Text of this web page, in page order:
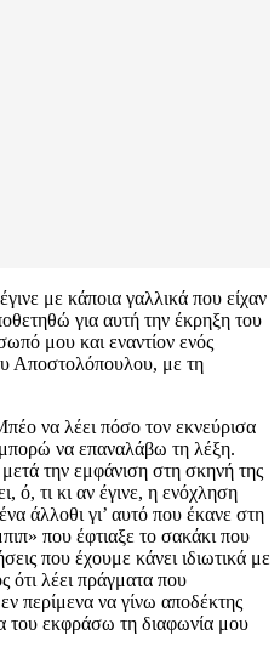
με κάποια γαλλικά που είχαν
για αυτή την έκρηξη του
μου και εναντίον ενός
Αποστολόπουλου, με τη
να λέει πόσο τον εκνεύρισα
να επαναλάβω τη λέξη.
την εμφάνιση στη σκηνή της
ό, τι κι αν έγινε, η ενόχληση
άλλοθι γι’ αυτό που έκανε στη
που έφτιαξε το σακάκι που
που έχουμε κάνει ιδιωτικά με
ότι λέει πράγματα που
περίμενα να γίνω αποδέκτης
του εκφράσω τη διαφωνία μου